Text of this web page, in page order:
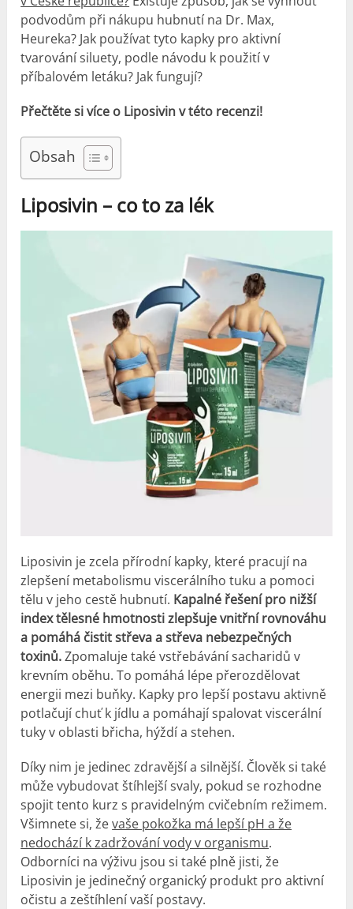
podvodům při nákupu hubnutí na Dr. Max,
Heureka? Jak používat tyto kapky pro aktivní
tvarování siluety, podle návodu k použití v
příbalovém letáku? Jak fungují?
Přečtěte si více o Liposivin v této recenzi!
Obsah
Liposivin – co to za lék
Liposivin je zcela přírodní kapky, které pracují na
zlepšení metabolismu viscerálního tuku a pomoci
tělu v jeho cestě hubnutí. Kapalné řešení pro nižší
index tělesné hmotnosti zlepšuje vnitřní rovnováhu
a pomáhá čistit střeva a střeva nebezpečných
toxinů.Zpomaluje také vstřebávání sacharidů v
krevním oběhu. To pomáhá lépe přerozdělovat
energii mezi buňky. Kapky pro lepší postavu aktivně
potlačují chuť k jídlu a pomáhají spalovat viscerální
tuky v oblasti břicha, hýždí a stehen.
Díky nim je jedinec zdravější a silnější. Člověk si také
může vybudovat štíhlejší svaly, pokud se rozhodne
spojit tento kurz s pravidelným cvičebním režimem.
Všimnete si, ževaše pokožka má lepší pH a že
nedochází k zadržování vody v organismu.
Odborníci na výživu jsou si také plně jisti, že
Liposivin je jedinečný organický produkt pro aktivní
očistu a zeštíhlení vaší postavy.